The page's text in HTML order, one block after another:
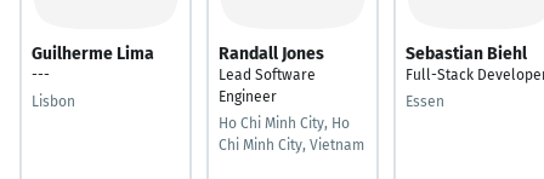
Guilherme Lima
---
Lisbon
Randall Jones
Lead Software
Engineer
Ho Chi Minh City, Ho
Chi Minh City, Vietnam
Sebastian Biehl
Full-Stack
Essen